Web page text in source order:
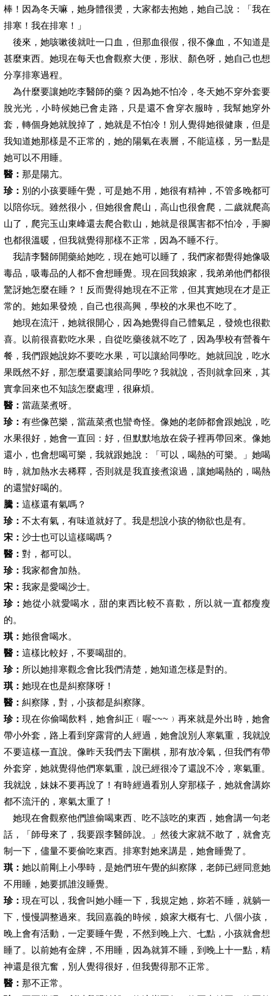
棒！因為冬天嘛，她身體很燙，大家都去抱她，她自己說：「我在
排寒！我在排寒！」
後來，她咳嗽後就吐一口血，但那血很假，很不像血，不知道是
甚麼東西。她現在每天也會觀察大便，形狀、顏色呀，她自己也想
分享排寒過程。
為什麼要讓她吃李醫師的藥？因為她不怕冷，冬天她不穿外套要
脫光光，小時候她已會走路，只是還不會穿衣服時，我幫她穿外
套，轉個身她就脫掉了，她就是不怕冷！別人覺得她很健康，但是
我知道她那樣是不正常的，她的陽氣在表層，不能這樣，另一點是
她可以不用睡。
醫： 那是陽亢。
珍： 別的小孩要睡午覺，可是她不用，她很有精神，不管多晚都可
以陪你玩。雖然很小，但她很會爬山，高山也很會爬，二歲就爬高
山了，爬完玉山東峰還去爬合歡山，她就是很厲害都不怕冷，手腳
也都很溫暖，但我就覺得那樣不正常，因為不睡不行。
我請李醫師開藥給她吃，現在她可以睡了，我們家都覺得她像吸
毒品，吸毒品的人都不會想睡覺。現在回我娘家，我弟弟他們都很
驚訝她怎麼在睡？！反而覺得她現在不正常，但其實她現在才是正
常的。她如果發燒，自己也很高興，學校的水果也不吃了。
她現在流汗，她就很開心，因為她覺得自己體氣足，發燒也很歡
喜。以前很喜歡吃水果，自從吃藥後就不吃了，因為學校有營養午
餐，我們跟她說妳不要吃水果，可以讓給同學吃。她就回說，吃水
果既然不好，那怎麼還要讓給同學吃？我就說，否則就拿回來，其
實拿回來也不知該怎麼處理，很麻煩。
醫： 當蔬菜煮呀。
珍：有些像芭樂，當蔬菜煮也蠻奇怪。像她的老師都會跟她說，吃
水果很好，她會一直回：好，但默默地放在袋子裡再帶回來。像她
還小，也會想喝可樂，我就跟她說：「可以，喝熱的可樂。」她喝
時，就加熱水去稀釋，否則就是我直接煮滾過，讓她喝熱的，喝熱
的還蠻好喝的。
騰： 這樣還有氣嗎？
珍： 不太有氣，有味道就好了。我是想說小孩的物欲也是有。
宋： 沙士也可以這樣喝嗎？
醫： 對，都可以。
珍： 我家都會加熱。
宋： 我家是愛喝沙士。
珍：她從小就愛喝水，甜的東西比較不喜歡，所以就一直都瘦瘦
的。
琪： 她很會喝水。
醫： 這樣比較好，不要喝甜的。
珍： 所以她排寒觀念會比我們清楚，她知道怎樣是對的。
琪： 她現在也是糾察隊呀！
醫： 糾察隊，對，小孩都是糾察隊。
珍：現在你偷喝飲料，她會糾正﹙喔~~~﹚再來就是外出時，她會
帶小外套，路上看到穿露背的人經過，她會說別人寒氣重，我就說
不要這樣一直說。像昨天我們去下圍棋，那有放冷氣，但我們有帶
外套穿，她就覺得他們寒氣重，說已經很冷了還說不冷，寒氣重。
我就說，妹妹不要再說了！有時經過看別人穿那樣子，她就會講妳
都不流汗的，寒氣太重了！
她現在會觀察他們誰偷喝東西、吃不該吃的東西，她會講一句老
話，「師母來了，我要跟李醫師說。」然後大家就不敢了，就會克
制一下，儘量不要偷吃東西。排寒對她來講是，她會睡覺了。
琪：她以前剛上小學時，是她們班午覺的糾察隊，老師已經同意她
不用睡，她要抓誰沒睡覺。
珍：現在可以，我會叫她小睡一下，我規定她，妳若不睡，就躺一
下，慢慢調整過來。我回嘉義的時候，娘家大概有七、八個小孩，
晚上會有活動，一定要睡午覺，不然到晚上六、七點，小孩就會想
睡了。以前她有金牌，不用睡，因為就算不睡，到晚上十一點，精
神還是很亢奮，別人覺得很好，但我覺得那不正常。
醫： 那不正常。